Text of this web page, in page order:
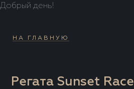
Добрый день!
НА ГЛАВНУЮ
Регата Sunset Race